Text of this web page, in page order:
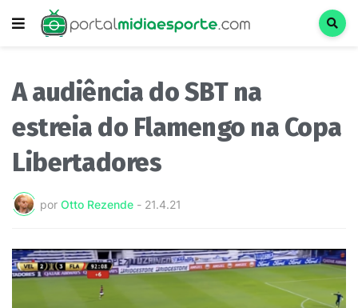
A audiência do SBT na
estreia do Flamengo na Copa
Libertadores
por Otto Rezende - 21.4.21